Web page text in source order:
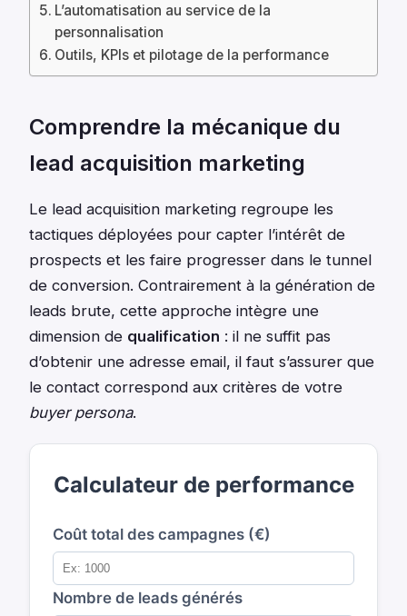
L’automatisation au service de la
personnalisation
Outils, KPIs et pilotage de la performance
Comprendre la mécanique du
lead acquisition marketing
Le lead acquisition marketing regroupe les
tactiques déployées pour capter l’intérêt de
prospects et les faire progresser dans le tunnel
de conversion. Contrairement à la génération de
leads brute, cette approche intègre une
dimension de qualification : il ne suffit pas
d’obtenir une adresse email, il faut s’assurer que
le contact correspond aux critères de votre
buyer persona.
Calculateur de performance
Coût total des campagnes (€)
Nombre de leads générés